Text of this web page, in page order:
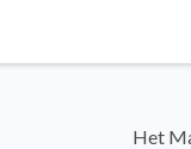
Het